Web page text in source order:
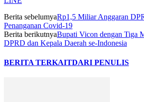
Berita sebelumyaRp1,5 Miliar Anggaran
Penanganan Covid-19
Berita berikutnyaBupati Vicon dengan Tiga
DPRD dan Kepala Daerah se-Indonesia
BERITA TERKAITDARI PENULIS